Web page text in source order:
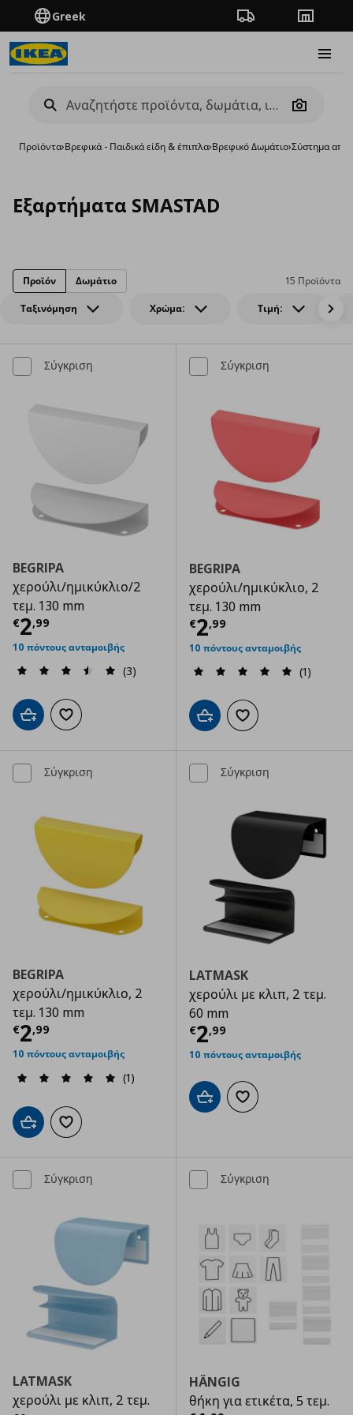
Greek Πορεία παραγγελίας
Camera
Προϊόντα›Βρεφικά - Παιδικά είδη & έπιπλα›Βρεφικό Δωμάτιο›Σύστημα
Εξαρτήματα SMASTAD
Ταξινόμηση Χρώμα: Τιμή:
15 Προϊόντα
Προϊόν Δωμάτιο
Σύγκριση
BEGRIPA
χερούλι/ημικύκλιο/2
τεμ. 130 mm
€2,99
Τρέχουσα τιμή € 2,99
10 πόντους ανταμοιβής
(3)
Προσθήκη στο καλάθι
Προσθήκη στα αγαπημένα
Σύγκριση
BEGRIPA
χερούλι/ημικύκλιο, 2
τεμ. 130 mm
€2,99
Τρέχουσα
10 πόντους ανταμοιβής
(1)
Προσθήκη στο καλάθι
Προσθήκη στα
Σύγκριση
BEGRIPA
χερούλι/ημικύκλιο, 2
τεμ. 130 mm
€2,99
Τρέχουσα τιμή € 2,99
10 πόντους ανταμοιβής
(1)
Προσθήκη στο καλάθι
Προσθήκη στα αγαπημένα
Σύγκριση
LATMASK
χερούλι με κλιπ, 2 τεμ.
60 mm
€2,99
Τρέχουσα
10 πόντους ανταμοιβής
Προσθήκη στο καλάθι
Προσθήκη στα
Σύγκριση
LATMASK
χερούλι με κλιπ, 2 τεμ.
Σύγκριση
HÄNGIG
θήκη για ετικέτα, 5 τεμ.